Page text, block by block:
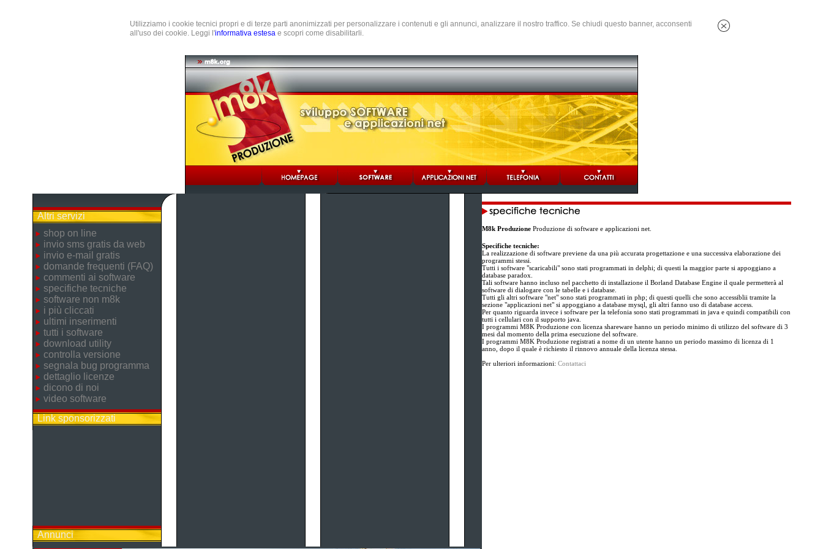
Utilizziamo i cookie tecnici propri e di terze parti anonimizzati per personalizzare i contenuti e gli annunci, analizzare il nostro traffico. Se chiudi questo banner, acconsenti
all'uso dei cookie. Leggi l'informativa estesa e scopri come disabilitarli.
Altri servizi
shop on line
invio sms gratis da web
invio e-mail gratis
domande frequenti (FAQ)
commenti ai software
specifiche tecniche
software non m8k
i più cliccati
ultimi inserimenti
tutti i software
download utility
controlla versione
segnala bug programma
dettaglio licenze
dicono di noi
video software
Link sponsorizzati
Annunci
M8k ProduzioneProduzione di software e applicazioni net.
Specifiche tecniche:
La realizzazione di software previene da una più accurata progettazione e una successiva elaborazione dei
programmi stessi.
Tutti i software "scaricabili" sono stati programmati in delphi; di questi la maggior parte si appoggiano a
database paradox.
Tali software hanno incluso nel pacchetto di installazione il Borland Database Engine il quale permetterà al
software di dialogare con le tabelle e i database.
Tutti gli altri software "net" sono stati programmati in php; di questi quelli che sono accessiblii tramite la
sezione "applicazioni net" si appoggiano a database mysql, gli altri fanno uso di database access.
Per quanto riguarda invece i software per la telefonia sono stati programmati in java e quindi compatibili con
tutti i cellulari con il supporto java.
I programmi M8K Produzione con licenza shareware hanno un periodo minimo di utilizzo del software di 3
mesi dal momento della prima esecuzione del software.
I programmi M8K Produzione registrati a nome di un utente hanno un periodo massimo di licenza di 1
anno, dopo il quale è richiesto il rinnovo annuale della licenza stessa.
Per ulteriori informazioni: Contattaci